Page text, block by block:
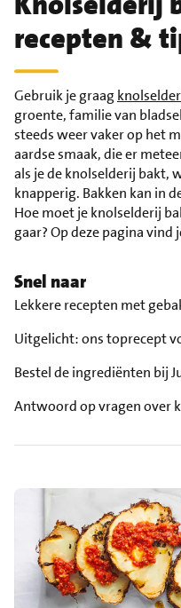
recepten &
Gebruik je graag
groente, familie van
steeds weer vaker op het
aardse smaak, die er
als je de knolselderij bakt,
knapperig. Bakken kan in
Hoe moet je knolselderij
gaar? Op deze pagina
Snel naar
Lekkere recepten met
Uitgelicht: ons toprecept
Bestel de ingrediënten bij
Antwoord op vragen over